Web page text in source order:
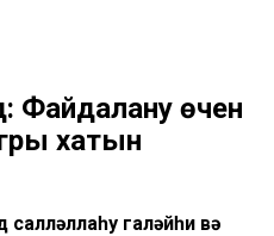
Файдалану өчен
хатын
галәйһи вә